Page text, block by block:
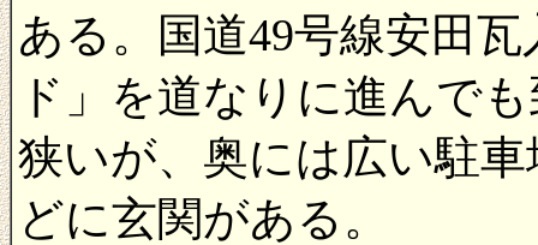
ある。国道49号線安田
ド」を道なりに進んで
狭いが、奥には広い駐
どに玄関がある。